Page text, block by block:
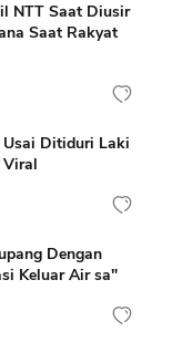
NTT Saat Diusir
Saat Rakyat
Ditiduri Laki
Viral
Dengan
Keluar Air sa"